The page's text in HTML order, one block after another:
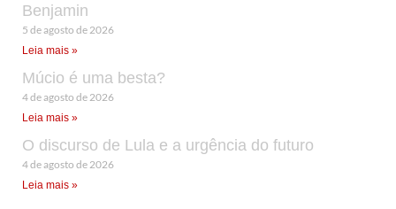
Benjamin
5 de agosto de 2026
Leia mais »
Múcio é uma besta?
4 de agosto de 2026
Leia mais »
O discurso de Lula e a urgência do futuro
4 de agosto de 2026
Leia mais »